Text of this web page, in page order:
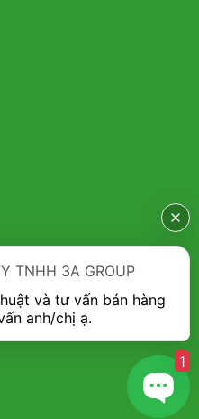
TNHH 3A GROUP
và tư vấn bán hàng
1